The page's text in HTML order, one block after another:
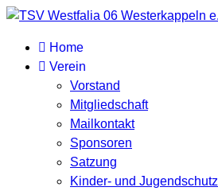
Home
Verein
Vorstand
Mitgliedschaft
Mailkontakt
Sponsoren
Satzung
Kinder- und Jugendschutz